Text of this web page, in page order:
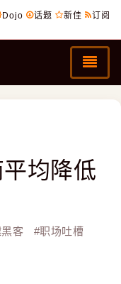
Dojo 话题 新佳 订阅
均降低
客 #职场吐槽